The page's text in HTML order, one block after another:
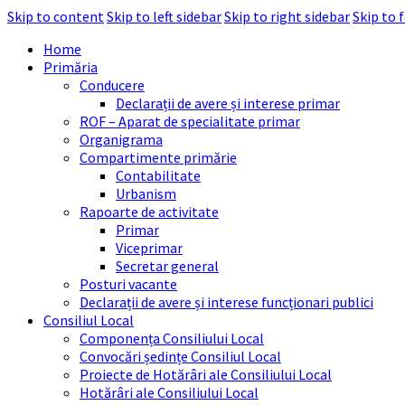
Skip to contentSkip to left sidebarSkip to right sidebarSkip to
Home
Primăria
Conducere
Declarații de avere și interese primar
ROF – Aparat de specialitate primar
Organigrama
Compartimente primărie
Contabilitate
Urbanism
Rapoarte de activitate
Primar
Viceprimar
Secretar general
Posturi vacante
Declarații de avere și interese funcționari publici
Consiliul Local
Componența Consiliului Local
Convocări ședințe Consiliul Local
Proiecte de Hotărâri ale Consiliului Local
Hotărâri ale Consiliului Local